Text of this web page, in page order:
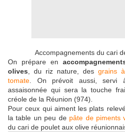
Accompagnements du cari
On prépare en
olives , du riz nature, des grains
tomate . On prévoit aussi, servi
assaisonnée qui sera la touche
créole de la Réunion (974).
Pour ceux qui aiment les plats
la table un peu de pâte de piments
du cari de poulet aux olive